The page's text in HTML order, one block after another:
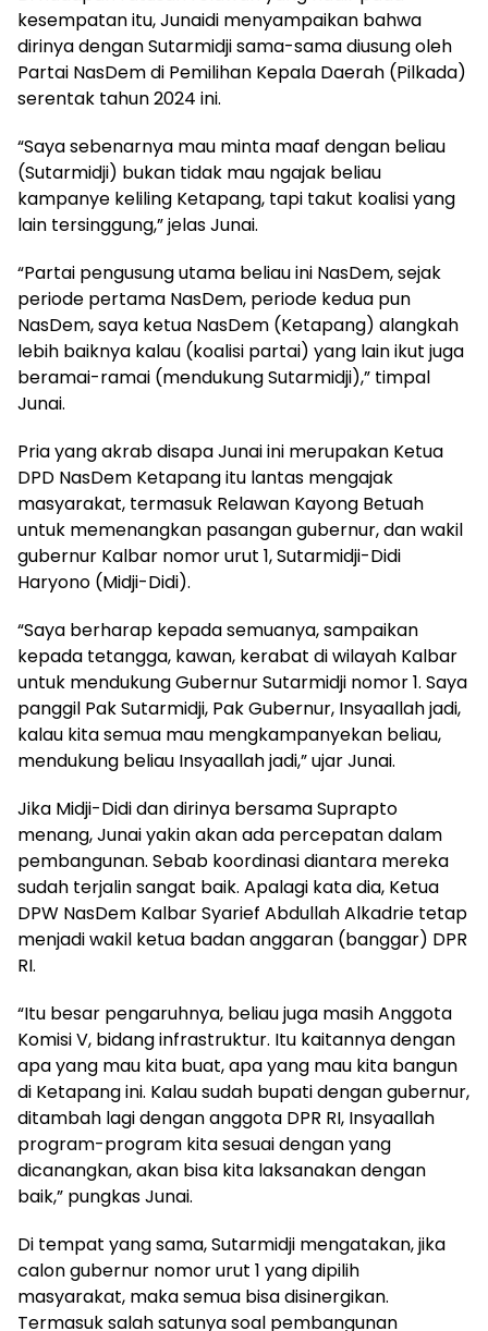
kesempatan itu, Junaidi menyampaikan bahwa
dirinya dengan Sutarmidji sama-sama diusung oleh
Partai NasDem di Pemilihan Kepala Daerah (Pilkada)
serentak tahun 2024 ini.
“Saya sebenarnya mau minta maaf dengan beliau
(Sutarmidji) bukan tidak mau ngajak beliau
kampanye keliling Ketapang, tapi takut koalisi yang
lain tersinggung,” jelas Junai.
“Partai pengusung utama beliau ini NasDem, sejak
periode pertama NasDem, periode kedua pun
NasDem, saya ketua NasDem (Ketapang) alangkah
lebih baiknya kalau (koalisi partai) yang lain ikut juga
beramai-ramai (mendukung Sutarmidji),” timpal
Junai.
Pria yang akrab disapa Junai ini merupakan Ketua
DPD NasDem Ketapang itu lantas mengajak
masyarakat, termasuk Relawan Kayong Betuah
untuk memenangkan pasangan gubernur, dan wakil
gubernur Kalbar nomor urut 1, Sutarmidji-Didi
Haryono (Midji-Didi).
“Saya berharap kepada semuanya, sampaikan
kepada tetangga, kawan, kerabat di wilayah Kalbar
untuk mendukung Gubernur Sutarmidji nomor 1. Saya
panggil Pak Sutarmidji, Pak Gubernur, Insyaallah jadi,
kalau kita semua mau mengkampanyekan beliau,
mendukung beliau Insyaallah jadi,” ujar Junai.
Jika Midji-Didi dan dirinya bersama Suprapto
menang, Junai yakin akan ada percepatan dalam
pembangunan. Sebab koordinasi diantara mereka
sudah terjalin sangat baik. Apalagi kata dia, Ketua
DPW NasDem Kalbar Syarief Abdullah Alkadrie tetap
menjadi wakil ketua badan anggaran (banggar) DPR
RI.
“Itu besar pengaruhnya, beliau juga masih Anggota
Komisi V, bidang infrastruktur. Itu kaitannya dengan
apa yang mau kita buat, apa yang mau kita bangun
di Ketapang ini. Kalau sudah bupati dengan gubernur,
ditambah lagi dengan anggota DPR RI, Insyaallah
program-program kita sesuai dengan yang
dicanangkan, akan bisa kita laksanakan dengan
baik,” pungkas Junai.
Di tempat yang sama, Sutarmidji mengatakan, jika
calon gubernur nomor urut 1 yang dipilih
masyarakat, maka semua bisa disinergikan.
Termasuk salah satunya soal pembangunan